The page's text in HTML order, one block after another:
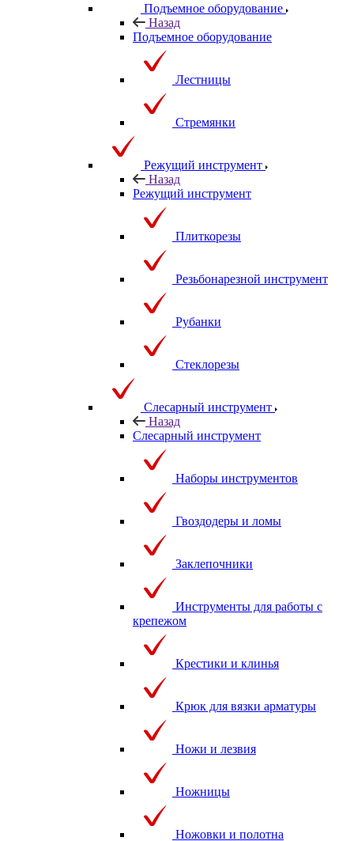
Подъемное оборудование
Назад
Подъемное оборудование
Лестницы
Стремянки
Режущий инструмент
Назад
Режущий инструмент
Плиткорезы
Резьбонарезной инструмент
Рубанки
Стеклорезы
Слесарный инструмент
Назад
Слесарный инструмент
Наборы инструментов
Гвоздодеры и ломы
Заклепочники
Инструменты для работы с
крепежом
Крестики и клинья
Крюк для вязки арматуры
Ножи и лезвия
Ножницы
Ножовки и полотна